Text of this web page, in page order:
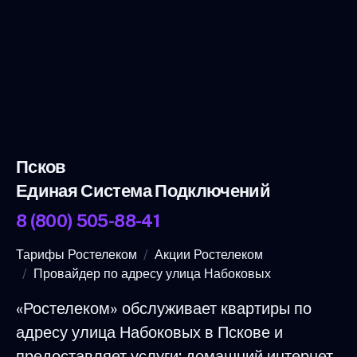
Псков
Единая Система Подключений
8 (800) 505-88-41
Тарифы Ростелеком
Акции Ростелеком
Провайдер по адресу улица Набоковых
«Ростелеком» обслуживает квартиры по
адресу улица Набоковых в Пскове и